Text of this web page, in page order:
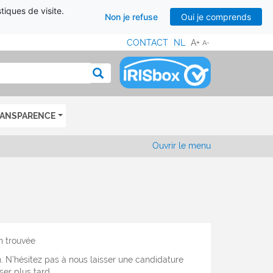
de visite.
Non je refuse Oui je comprends
A+ A-
NL
CONTACT
Rechercher
Ouvrir le menu
trouvée
N’hésitez pas à nous laisser une candidature